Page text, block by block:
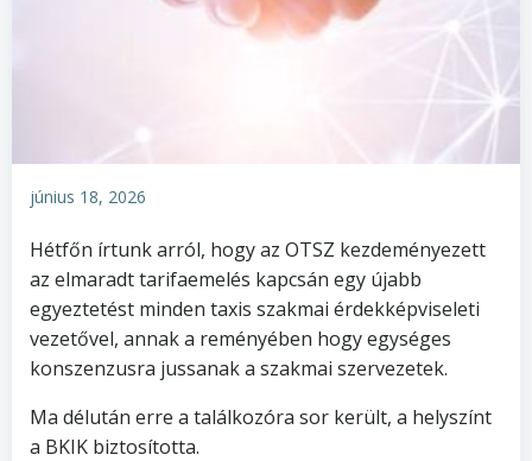
június 18, 2026
Hétfőn írtunk arról, hogy az OTSZ kezdeményezett
az elmaradt tarifaemelés kapcsán egy újabb
egyeztetést minden taxis szakmai érdekképviseleti
vezetővel, annak a reményében hogy egységes
konszenzusra jussanak a szakmai szervezetek.
Ma délután erre a találkozóra sor került, a helyszínt
a BKIK biztosította.